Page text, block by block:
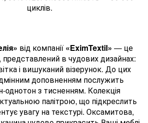
циклів.
від компанії «EximTextil» — це
, представлений в чудових дизайнах:
і вишуканий візерунок. До цих
доповненням послужить
однотон з тисненням. Колекція
палітрою, що підкреслить
увагу на текстурі. Оксамитова,